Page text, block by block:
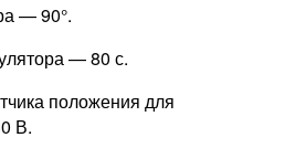
— 90°.
— 80 с.
положения для
В.